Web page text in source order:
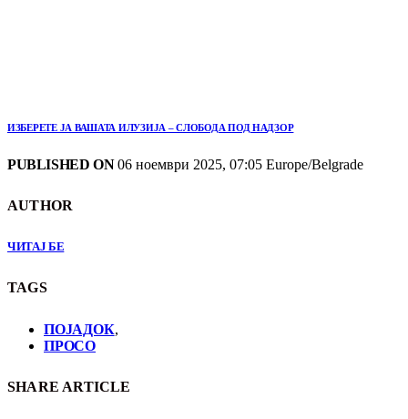
ИЗБЕРЕТЕ ЈА ВАШАТА ИЛУЗИЈА – СЛОБОДА ПОД НАДЗОР
PUBLISHED ON06 ноември 2025, 07:05 Europe/Belgrade
AUTHOR
ЧИТАЈ БЕ
TAGS
ПОЈАДОК,
ПРОСО
SHARE ARTICLE